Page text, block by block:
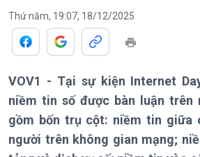
Bản
Theo
Thứ năm, 19:07, 18/12/2025
VOV1 - Tại sự kiện Internet
niềm tin số được bàn luận trên
gồm bốn trụ cột: niềm tin giữa
người trên không gian mạng;